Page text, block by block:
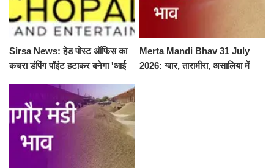
Sirsa News: हेड पोस्ट ऑफिस का
कचरा डंपिंग पॉइंट हटाकर बनेगा 'आई
Merta Mandi Bhav 31 July
2026: ग्वार, तारामीरा, असालिया में